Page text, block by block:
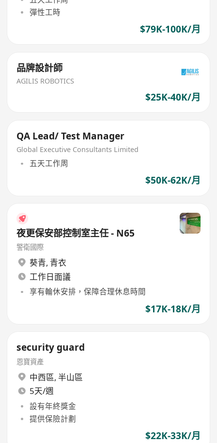
彈性工時
$79K-100K/月
品牌設計師
AGILIS ROBOTICS
$25K-40K/月
QA Lead/ Test Manager
Global Executive Consultants Limited
五天工作周
$50K-62K/月
夜更保安部控制室主任 - N65
警衛國際
葵青, 青衣
工作日面議
享有輪休安排，保障合理休息時間
$17K-18K/月
security guard
恩寶資產
中西區, 半山區
5天/週
設有年終獎金
提供保險計劃
$22K-33K/月